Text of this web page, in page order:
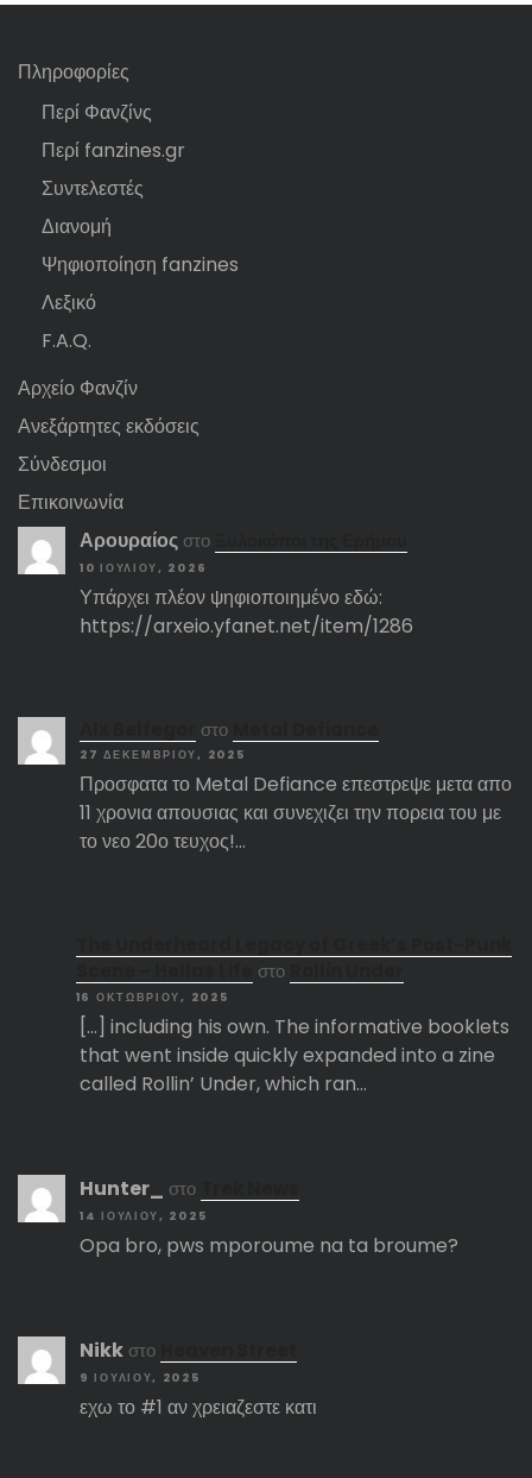
Πληροφορίες
Περί Φανζίνς
Περί fanzines.gr
Συντελεστές
Διανομή
Ψηφιοποίηση fanzines
Λεξικό
F.A.Q.
Αρχείο Φανζίν
Ανεξάρτητες εκδόσεις
Σύνδεσμοι
Επικοινωνία
Αρουραίος στο
10 ΙΟΥΛΊΟΥ, 2026
Υπάρχει πλέον ψηφιοποιημένο εδώ:
https://arxeio.yfanet.net/item/1286
στο
27 ΔΕΚΕΜΒΡΊΟΥ, 2025
Προσφατα το Metal Defiance επεστρεψε μετα απο
11 χρονια απουσιας και συνεχιζει την πορεια του με
το νεο 20ο τευχος!…
στο
16 ΟΚΤΩΒΡΊΟΥ, 2025
[…] including his own. The informative booklets
that went inside quickly expanded into a zine
called Rollin’ Under, which ran…
Hunter_ στο
14 ΙΟΥΛΊΟΥ, 2025
Opa bro, pws mporoume na ta broume?
Nikk στο
9 ΙΟΥΛΊΟΥ, 2025
εχω το #1 αν χρειαζεστε κατι